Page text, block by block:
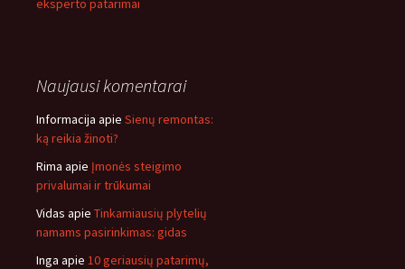
eksperto patarimai
Naujausi komentarai
Informacija apie Sienų remontas:
ką reikia žinoti?
Rima apie Įmonės steigimo
privalumai ir trūkumai
Vidas apie Tinkamiausių plytelių
namams pasirinkimas: gidas
Inga apie 10 geriausių patarimų,